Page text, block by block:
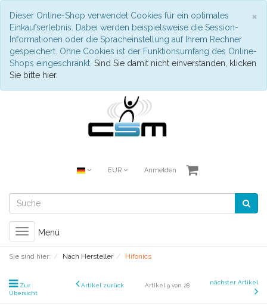
×
Dieser Online-Shop verwendet Cookies für ein optimales
Einkaufserlebnis. Dabei werden beispielsweise die Session-
Informationen oder die Spracheinstellung auf Ihrem Rechner
gespeichert. Ohne Cookies ist der Funktionsumfang des Online-
Shops eingeschränkt. Sind Sie damit nicht einverstanden, klicken
Sie bitte hier.
EUR Anmelden
Toggle
navigation
Menü
Sie sind hier: Nach Hersteller Hifonics
Zur
Übersicht
Artikel zurück Artikel 9 von 28 nächster Artikel